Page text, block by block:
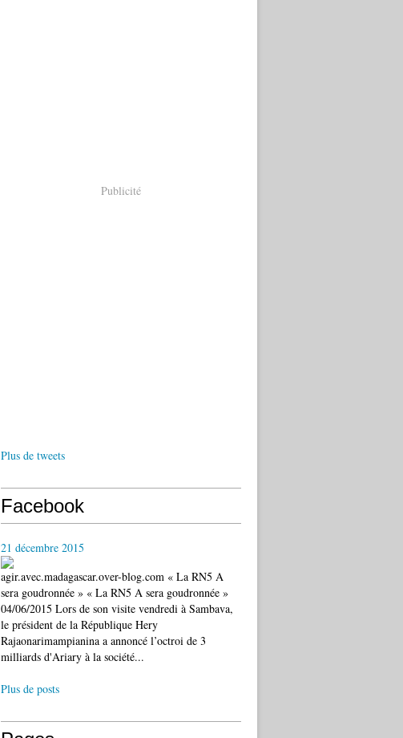
Publicité
Plus de tweets
Facebook
21 décembre 2015
agir.avec.madagascar.over-blog.com « La RN5 A
sera goudronnée » « La RN5 A sera goudronnée »
04/06/2015 Lors de son visite vendredi à Sambava,
le président de la République Hery
Rajaonarimampianina a annoncé l’octroi de 3
milliards d'Ariary à la société...
Plus de posts